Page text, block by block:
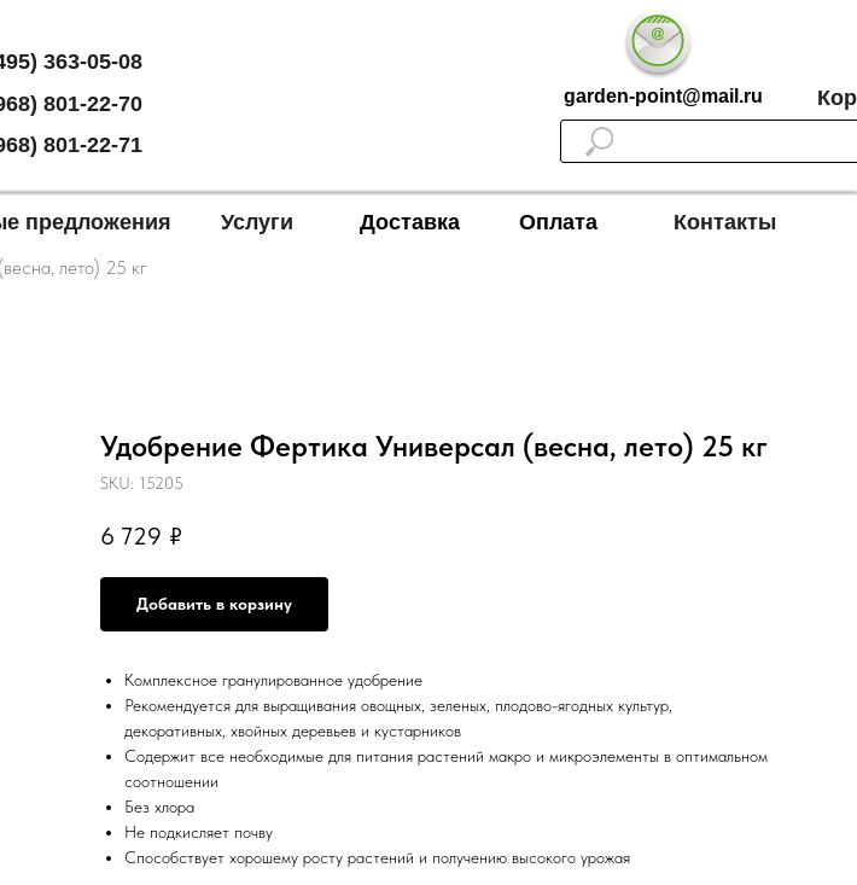
363-05-08
предложения Контакты
Доставка
801-22-71
Услуги
garden-point@mail.ru
801-22-70
Оплата
лето) 25 кг
Удобрение Фертика Универсал (весна, лето) 25 кг
SKU: 15205
6 729 ₽
Добавить в корзину
Комплексное гранулированное удобрение
Рекомендуется для выращивания овощных, зеленых, плодово-ягодных культур,
декоративных, хвойных деревьев и кустарников
Содержит все необходимые для питания растений макро и микроэлементы в оптимальном
соотношении
Без хлора
Не подкисляет почву
Способствует хорошему росту растений и получению высокого урожая